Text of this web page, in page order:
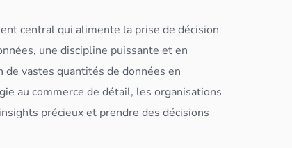
central qui alimente la prise de décision
, une discipline puissante et en
de vastes quantités dedonnées en
au commerce de détail, les organisations
précieux et prendre des décisions